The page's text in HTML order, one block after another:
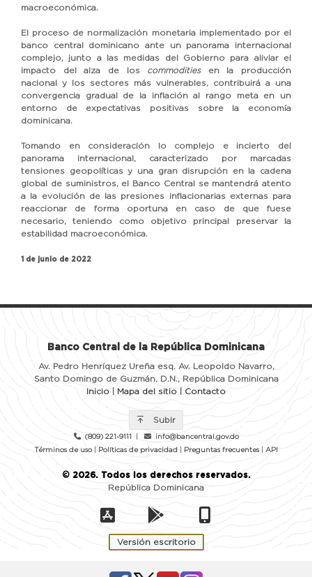
macroeconómica.
El proceso de normalización monetaria implementado por el
banco central dominicano ante un panorama internacional
complejo, junto a las medidas del Gobierno para aliviar el
impacto del alza de los commoditiesen la producción
nacional y los sectores más vulnerables, contribuirá a una
convergencia gradual de la inflación al rango meta en un
entorno de expectativas positivas sobre la economía
dominicana.
Tomando en consideración lo complejo e incierto del
panorama internacional, caracterizado por marcadas
tensiones geopolíticas y una gran disrupción en la cadena
global de suministros, el Banco Central se mantendrá atento
a la evolución de las presiones inflacionarias externas para
reaccionar de forma oportuna en caso de que fuese
necesario, teniendo como objetivo principal preservar la
estabilidad macroeconómica.
1 de junio de 2022
Banco Central de la República Dominicana
Av. Pedro Henríquez Ureña esq. Av. Leopoldo Navarro,
Santo Domingo de Guzmán, D.N., República Dominicana
Inicio
Mapa del sitio Contacto
Subir
(809) 221-9111
info@bancentral.gov.do
Términos de uso| Políticas de privacidad Preguntas frecuentes| API
© 2026. Todos los derechos reservados.
República Dominicana
Versión escritorio